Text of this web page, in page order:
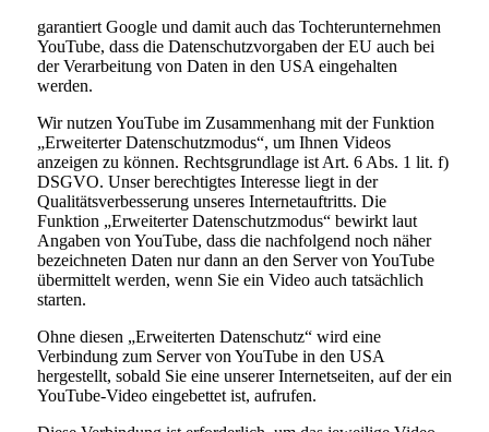
garantiert Google und damit auch das Tochterunternehmen
YouTube, dass die Datenschutzvorgaben der EU auch bei
der Verarbeitung von Daten in den USA eingehalten
werden.
Wir nutzen YouTube im Zusammenhang mit der Funktion
„Erweiterter Datenschutzmodus“, um Ihnen Videos
anzeigen zu können. Rechtsgrundlage ist Art. 6 Abs. 1 lit. f)
DSGVO. Unser berechtigtes Interesse liegt in der
Qualitätsverbesserung unseres Internetauftritts. Die
Funktion „Erweiterter Datenschutzmodus“ bewirkt laut
Angaben von YouTube, dass die nachfolgend noch näher
bezeichneten Daten nur dann an den Server von YouTube
übermittelt werden, wenn Sie ein Video auch tatsächlich
starten.
Ohne diesen „Erweiterten Datenschutz“ wird eine
Verbindung zum Server von YouTube in den USA
hergestellt, sobald Sie eine unserer Internetseiten, auf der ein
YouTube-Video eingebettet ist, aufrufen.